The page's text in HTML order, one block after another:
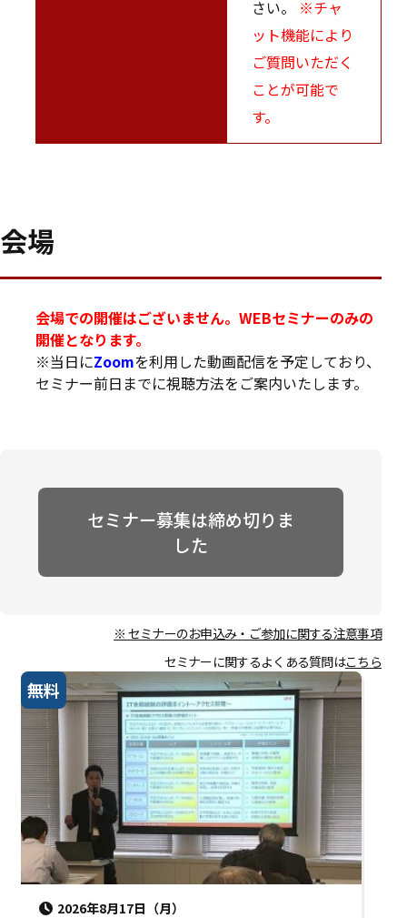
さい。 ※チャ
ット機能により
ご質問いただく
ことが可能で
す。
会場
会場での開催はございません。WEBセミナーのみの
開催となります。
※当日にZoomを利用した動画配信を予定しており、
セミナー前日までに視聴方法をご案内いたします。
セミナー募集は締め切りま
した
※ セミナーのお申込み・ご参加に関する注意事項
セミナーに関するよくある質問はこちら
無料
2026年8月17日（月）